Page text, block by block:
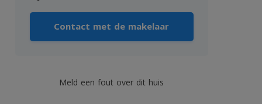
Contact met de makelaar
Meld een fout over dit huis